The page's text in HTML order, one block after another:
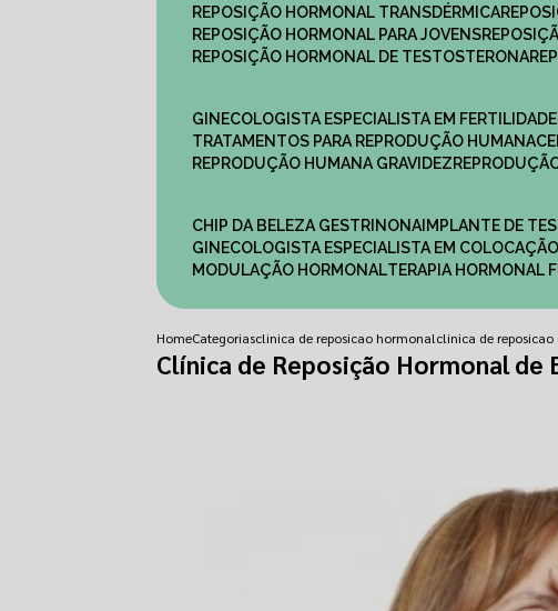
REPOSIÇÃO HORMONAL TRANSDÉRMICA
REPOSIÇÃO HORMONAL PARA JOVENS
REPOSIÇÃO HORMONAL DE TESTOSTERONA
GINECOLOGISTA ESPECIALISTA EM FERTILIDADE
TRATAMENTOS PARA REPRODUÇÃO HUMANA
REPRODUÇÃO HUMANA GRAVIDEZ
CHIP DA BELEZA GESTRINONA IMPLANTE DE
GINECOLOGISTA ESPECIALISTA EM
MODULAÇÃO HORMONAL
TERAPIA HORMONAL
HomeCategoriasclinica de reposicao hormonalclinica de reposicao
Clínica de Reposição Hormonal